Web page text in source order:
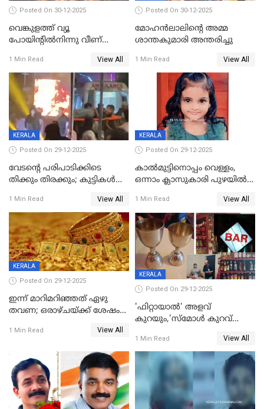
Posted On 30-12-2025
വെങ്കുളത്ത് വ്യൂ
പോയിന്റിൽനിന്നു വീണ്
1 Min Read View All
Posted On 30-12-2025
മോഹന്‍ലാലിന്‍റെ അമ്മ
ശാന്തകുമാരി അന്തരിച്ചു
1 Min Read View All
KERALA
Posted On 29-12-2025
വേടന്റെ പരിപാടിക്കിടെ
തിക്കും തിരക്കും; കുട്ടികള്‍
പരിക്ക്; പാളം മറികടന്ന
യുവാവ് ട്രെയിന്‍ തട്ടി മരിച്ചു
1 Min Read View All
KERALA
Posted On 29-12-2025
കാൽമുട്ടിനൊപ്പം വെള്ളം,
ഒന്നാം ക്ലാസുകാരി പുഴയിൽ
കുട്ടികൾക്കൊപ്പം
കളിക്കുന്നതിനിടെ
1 Min Read View All
KERALA
Posted On 29-12-2025
ഇന്ന് മാറിമറിഞ്ഞത് ഏഴു
തവണ; ഒരാഴ്ചയ്ക്ക് ശേഷം
1 Min Read View All
KERALA
Posted On 29-12-2025
'ഫിറ്റായാൽ' അളവ്
കുറയും,'സ്‌മോൾ കുറവ്
പിഴ
1 Min Read View All